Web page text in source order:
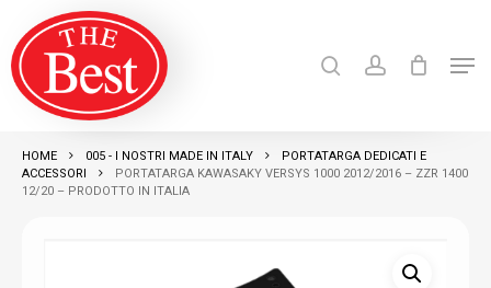
main
content
Products
search
HOME 005 - I NOSTRI MADE IN ITALY
PORTATARGA DEDICATI E
ACCESSORI
PORTATARGA KAWASAKY VERSYS 1000 2012/2016 – ZZR 1400
12/20 – PRODOTTO IN ITALIA
Close